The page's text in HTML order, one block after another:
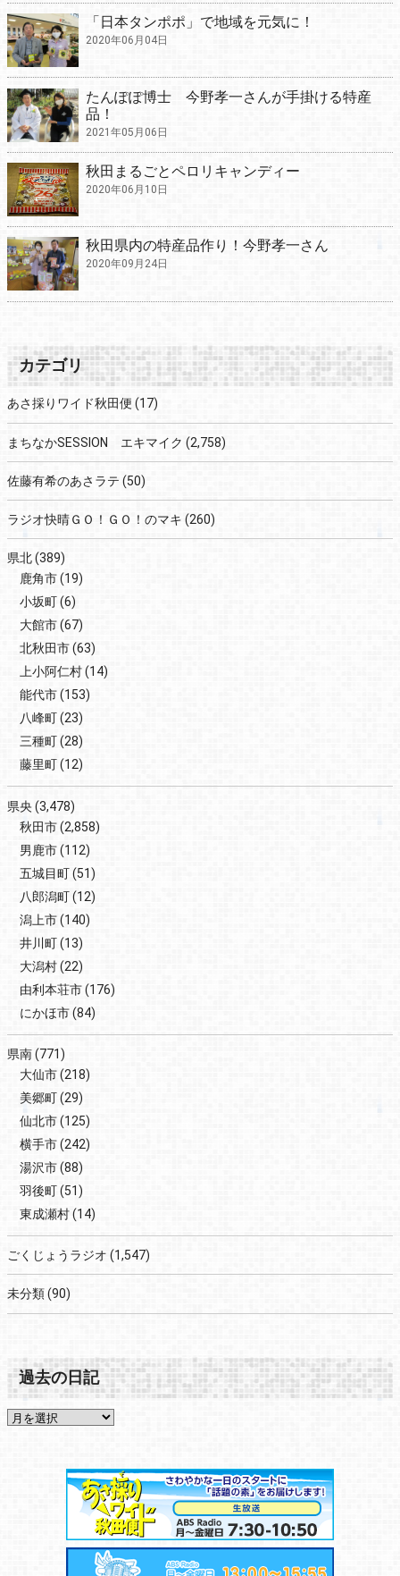
「日本タンポポ」で地域を元気に！
2020年06月04日
たんぽぽ博士 今野孝一さんが手掛ける特産
品！
2021年05月06日
秋田まるごとペロリキャンディー
2020年06月10日
秋田県内の特産品作り！今野孝一さん
2020年09月24日
カテゴリ
あさ採りワイド秋田便 (17)
まちなかSESSION エキマイク (2,758)
佐藤有希のあさラテ (50)
ラジオ快晴ＧＯ！ＧＯ！のマキ (260)
県北(389)
鹿角市(19)
小坂町(6)
大館市(67)
北秋田市(63)
上小阿仁村(14)
能代市(153)
八峰町(23)
三種町(28)
藤里町(12)
県央(3,478)
秋田市(2,858)
男鹿市(112)
五城目町(51)
八郎潟町(12)
潟上市(140)
井川町(13)
大潟村(22)
由利本荘市(176)
にかほ市(84)
県南(771)
大仙市(218)
美郷町(29)
仙北市(125)
横手市(242)
湯沢市(88)
羽後町(51)
東成瀬村(14)
ごくじょうラジオ (1,547)
未分類(90)
過去の日記